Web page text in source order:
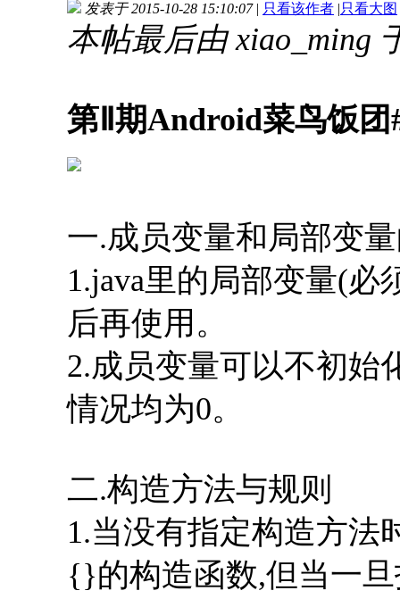
发表于 2015-10-28 15:10:07 | 只看该作者 |只看大图
本帖最后由 xiao_ming
第Ⅱ期Android菜鸟饭
一.成员变量和局部变
1.java里的局部变量(
后再使用。
2.成员变量可以不初始
情况均为0。
二.构造方法与规则
1.当没有指定构造方法
{}的构造函数,但当一